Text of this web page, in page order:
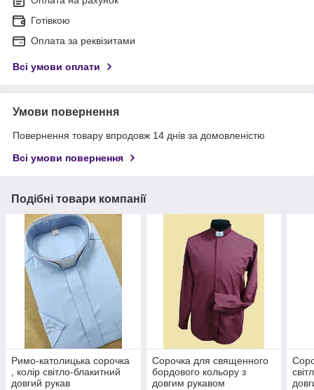
Готівкою
Оплата за реквізитами
Всі умови оплати
Умови повернення
Повернення товару впродовж 14 днів за домовленістю
Всі умови повернення
Подібні товари компанії
Римо-католицька сорочка
, колір світло-блакитний
довгий рукав
Сорочка для священного
бордового кольору з
довгим рукавом